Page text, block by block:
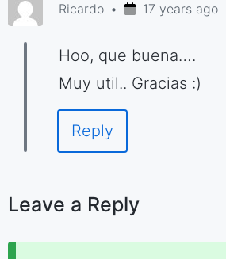
Ricardo 17 years ago
Hoo, que buena….
Muy util.. Gracias :)
Reply
Leave a Reply